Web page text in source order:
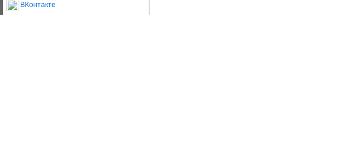
ВКонтакте